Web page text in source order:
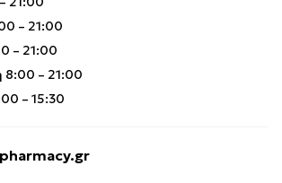
– 21:00
– 21:00
– 21:00
– 15:30